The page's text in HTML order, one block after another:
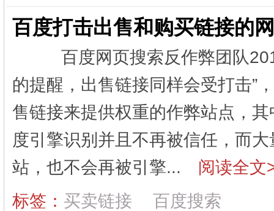
百度打击出售和购买链接的
百度网页搜索反作弊团队
的提醒，出售链接同样会受打击”
售链接来提供权重的作弊站点，
度引擎识别并且不再被信任，而
站，也不会再被引擎...
阅读全文
标签： 买卖链接 百度搜索